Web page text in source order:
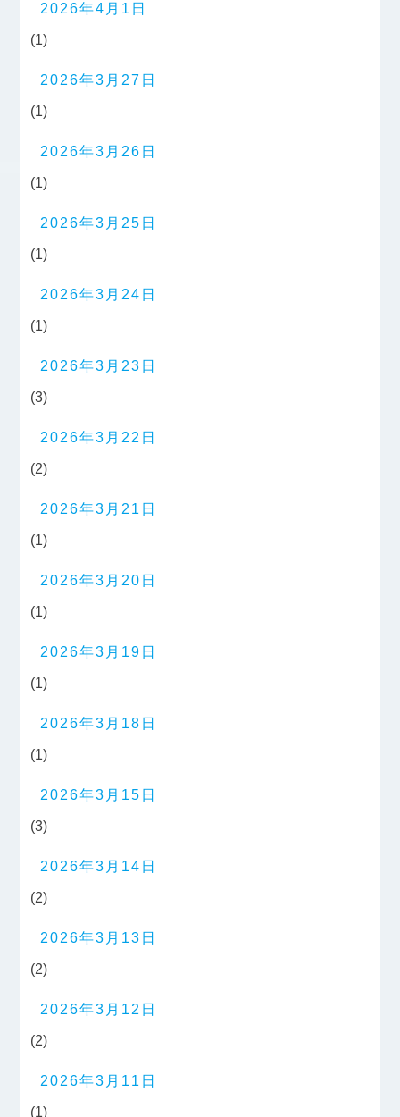
2026年4月1日
(1)
2026年3月27日
(1)
2026年3月26日
(1)
2026年3月25日
(1)
2026年3月24日
(1)
2026年3月23日
(3)
2026年3月22日
(2)
2026年3月21日
(1)
2026年3月20日
(1)
2026年3月19日
(1)
2026年3月18日
(1)
2026年3月15日
(3)
2026年3月14日
(2)
2026年3月13日
(2)
2026年3月12日
(2)
2026年3月11日
(1)